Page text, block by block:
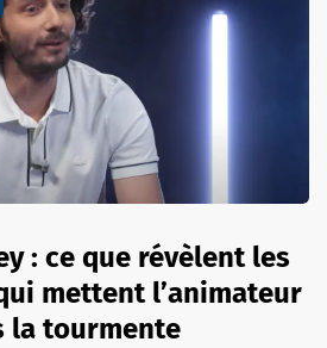
: ce que révèlent les
mettent l’animateur
la tourmente